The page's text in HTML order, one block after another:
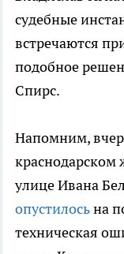
судебные
встречаются
подобное
Спирс.
Напомним,
краснодарском
улице Ивана
опустилосьна
техническая